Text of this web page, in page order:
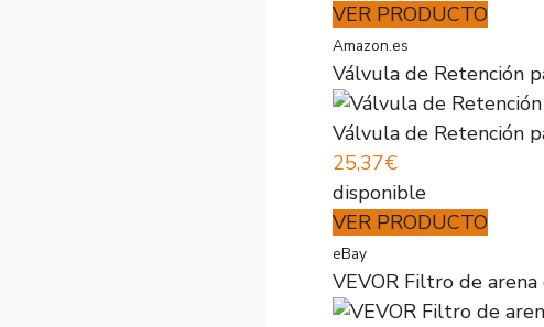
VER PRODUCTO
Amazon.es
Válvula de Retención
Válvula de Retención
25,37€
disponible
VER PRODUCTO
eBay
VEVOR Filtro de